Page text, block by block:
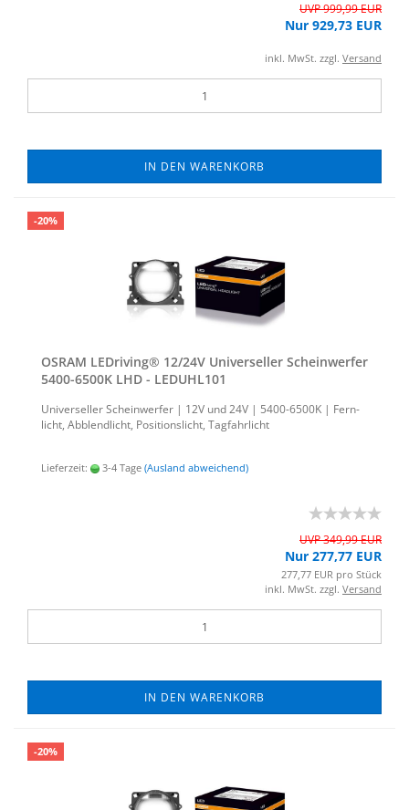
UVP 999,99 EUR
Nur 929,73 EUR
inkl. MwSt. zzgl. Versand
IN DEN WARENKORB
-20%
OSRAM LED­ri­ving® 12/24V Uni­ver­sel­ler Schein­wer­fer
5400-​6500K LHD - LEDUHL101
Uni­ver­sel­ler Schein­wer­fer | 12V und 24V | 5400-​6500K | Fern­
licht, Ab­blend­licht, Po­si­ti­ons­licht, Tag­fahr­licht
Lieferzeit: 3-4 Tage (Ausland abweichend)
UVP 349,99 EUR
Nur 277,77 EUR
277,77 EUR pro Stück
inkl. MwSt. zzgl. Versand
IN DEN WARENKORB
-20%